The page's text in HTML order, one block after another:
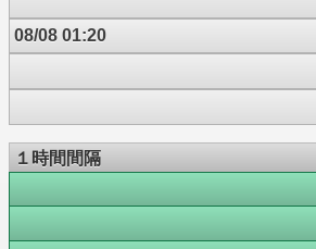
08/08 01:20
１時間間隔